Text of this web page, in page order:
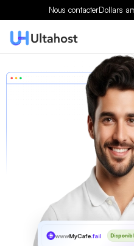
Nous contacterDollars
wwwMyCafe.fail